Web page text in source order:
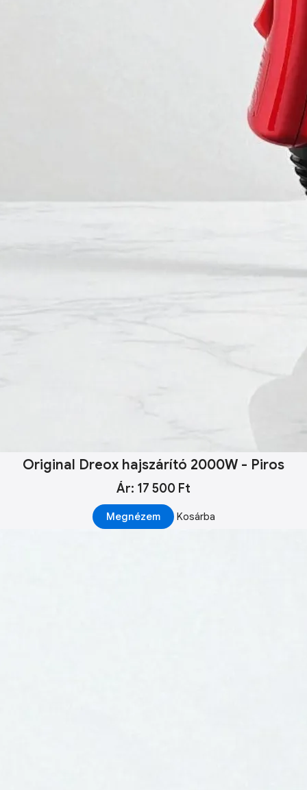
Original Dreox hajszárító 2000W - Piros
Ár: 17 500 Ft
Megnézem Kosárba